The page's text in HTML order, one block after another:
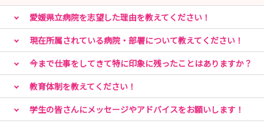
愛媛県立病院を志望した理由を教えてください！
現在所属されている病院・部署について教えてください！
今まで仕事をしてきて特に印象に残ったことはありますか？
教育体制を教えてください！
学生の皆さんにメッセージやアドバイスをお願いします！